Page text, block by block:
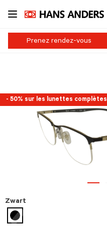
Passer
contenu
principalPrenez rendez-vous
- 50% sur les lunettes complètes
Zwart
sélectionné